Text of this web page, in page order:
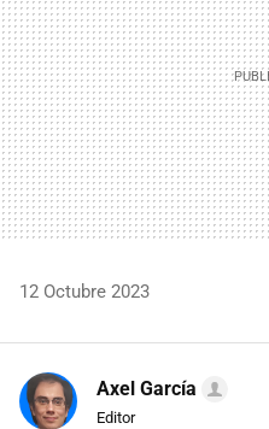
12 Octubre 2023
Axel García
Editor